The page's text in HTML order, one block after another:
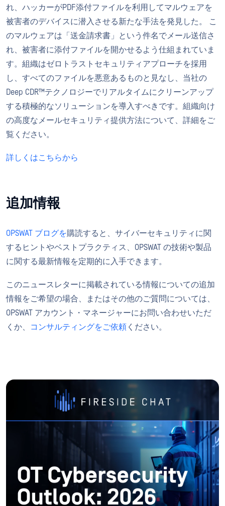
れ、ハッカーがPDF添付ファイルを利用してマルウェアを
被害者のデバイスに潜入させる新たな手法を発見した。 こ
のマルウェアは「送金請求書」という件名でメール送信さ
れ、被害者に添付ファイルを開かせるよう仕組まれていま
す。組織はゼロトラストセキュリティアプローチを採用
し、すべてのファイルを悪意あるものと見なし、当社の
Deep CDR™テクノロジーでリアルタイムにクリーンアップ
する積極的なソリューションを導入すべきです。組織向け
の高度なメールセキュリティ提供方法について、詳細をご
覧ください。
詳しくはこちらから
追加情報
OPSWAT ブログを購読すると、サイバーセキュリティに関
するヒントやベストプラクティス、OPSWAT の技術や製品
に関する最新情報を定期的に入手できます。
このニュースレターに掲載されている情報についての追加
情報をご希望の場合、またはその他のご質問については、
OPSWAT アカウント・マネージャーにお問い合わせいただ
くか、
コンサルティングをご依頼 ください。